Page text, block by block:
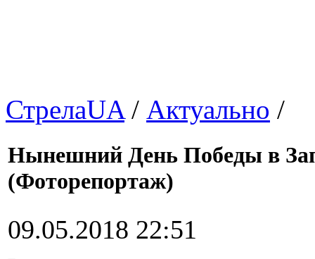
СтрелаUA/ Актуально /
Нынешний День Победы в
(Фоторепортаж)
09.05.2018 22:51